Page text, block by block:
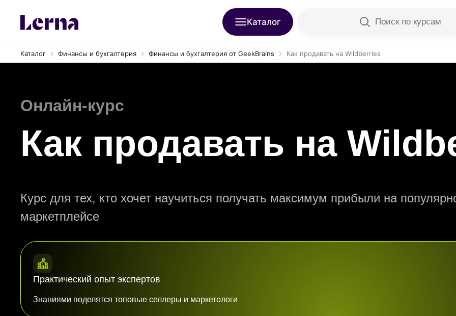
Каталог Поиск по курсам
Каталог Финансы и бухгалтерия Финансы и бухгалтерия от GeekBrains Как продавать на Wildberries
Онлайн-курс
Как продавать на
Курс для тех, кто хочет научиться получать максимум прибыли на
маркетплейсе
Практический опыт экспертов
Знаниями поделятся топовые селлеры и маркетологи